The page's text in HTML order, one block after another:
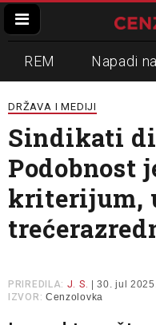
REM Napadi
Zvučni top
Propaganda
Informer
DRŽAVA I MEDIJI
Sindikati
Podobnost
kriterijum,
PRIREDILA: J. S. | 30. jul
IZVOR: Cenzolovka